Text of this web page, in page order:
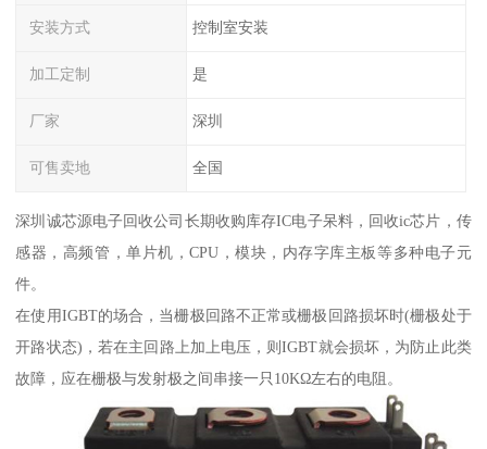
安装方式 控制室安装
加工定制 是
厂家 深圳
可售卖地 全国
深圳诚芯源电子回收公司长期收购库存IC电子呆料，回收ic芯片，传
感器，高频管，单片机，CPU，模块，内存字库主板等多种电子元
件。
在使用IGBT的场合，当栅极回路不正常或栅极回路损坏时(栅极处于
开路状态)，若在主回路上加上电压，则IGBT就会损坏，为防止此类
故障，应在栅极与发射极之间串接一只10KΩ左右的电阻。